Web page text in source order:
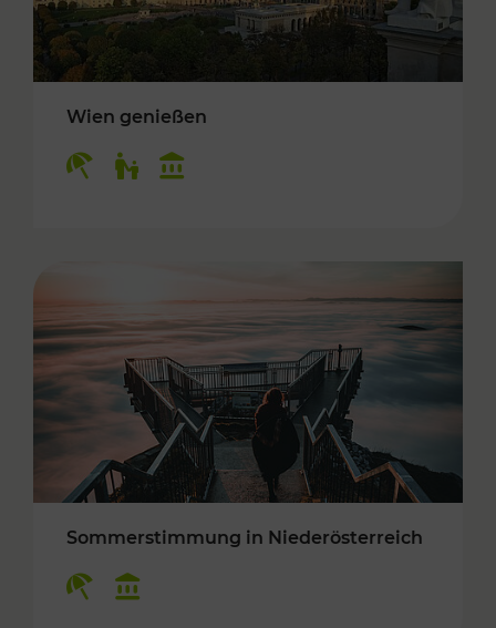
Wien genießen
Sommerstimmung in Niederösterreich